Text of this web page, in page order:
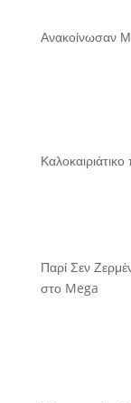
Ανακοίνωσαν
Παρί Σεν
στο Mega